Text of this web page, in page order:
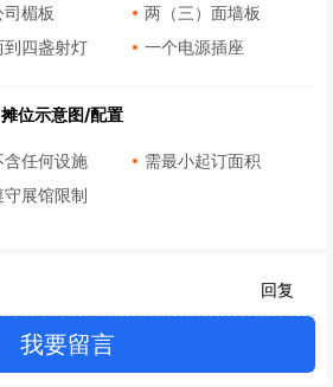
司楣板
两（三）面墙板
到四盏射灯
一个电源插座
位示意图/配置
含任何设施
需最小起订面积
守展馆限制
回复
我要留言